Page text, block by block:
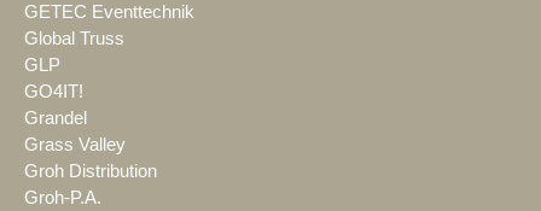
GETEC Eventtechnik
Global Truss
GLP
GO4IT!
Grandel
Grass Valley
Groh Distribution
Groh-P.A.